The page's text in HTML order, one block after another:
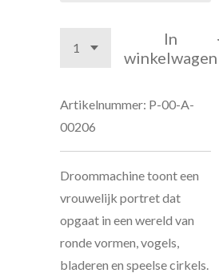
In
winkelwagen
Artikelnummer: P-00-A-
00206
Droommachine toont een
vrouwelijk portret dat
opgaat in een wereld van
ronde vormen, vogels,
bladeren en speelse cirkels.